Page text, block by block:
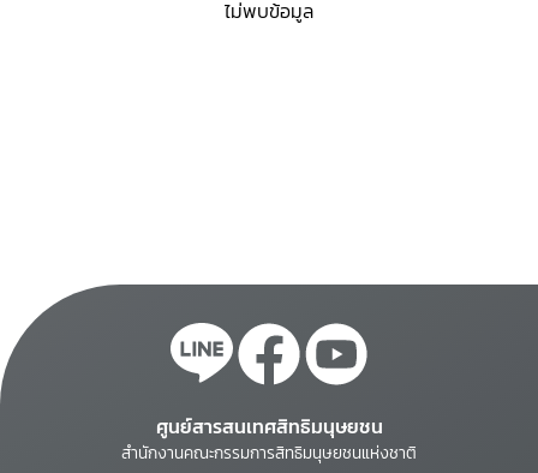
ไม่พบข้อมูล
ศูนย์สารสนเทศสิทธิมนุษยชน
สำนักงานคณะกรรมการสิทธิมนุษยชนแห่งชาติ